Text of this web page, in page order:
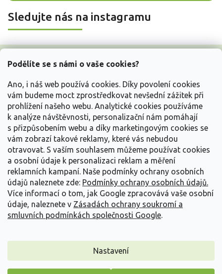
Podělíte se s námi o vaše cookies?
Ano, i náš web používá cookies. Díky povolení cookies
vám budeme moct zprostředkovat nevšední zážitek při
prohlížení našeho webu. Analytické cookies používáme
k analýze návštěvnosti, personalizační nám pomáhají
s přizpůsobením webu a díky marketingovým cookies se
vám zobrazí takové reklamy, které vás nebudou
otravovat. S vaším souhlasem můžeme používat cookies
a osobní údaje k personalizaci reklam a měření
reklamních kampaní. Naše podmínky ochrany osobních
údajů naleznete zde: Podmínky ochrany osobních údajů.
Více informací o tom, jak Google zpracovává vaše osobní
údaje, naleznete v Zásadách ochrany soukromí a
smluvních podmínkách společnosti Google.
Nastavení
Sledujte nás na instagramu
Z
Vše o nákupu
Informace pro Vás
Kontakujte nás
Copyright 2026Zahradnictví Spomyšl. Všechna práva vyhrazena.